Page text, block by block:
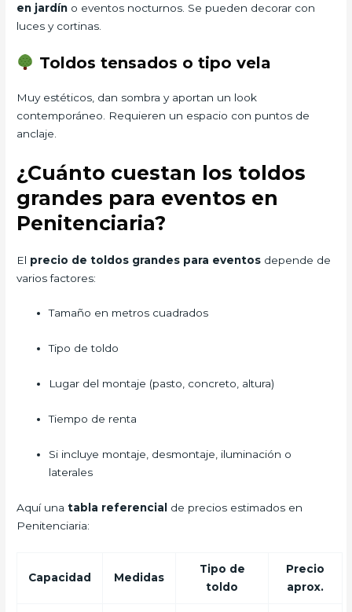
en jardín o eventos nocturnos. Se pueden decorar con
luces y cortinas.
Toldos tensados o tipo vela
Muy estéticos, dan sombra y aportan un look
contemporáneo. Requieren un espacio con puntos de
anclaje.
¿Cuánto cuestan los toldos
grandes para eventos en
Penitenciaria?
El precio de toldos grandes para eventos depende de
varios factores:
Tamaño en metros cuadrados
Tipo de toldo
Lugar del montaje (pasto, concreto, altura)
Tiempo de renta
Si incluye montaje, desmontaje, iluminación o
laterales
Aquí unatabla referencial
de precios estimados en
Penitenciaria:
Capacidad Medidas
Tipo de
toldo
Precio
aprox.